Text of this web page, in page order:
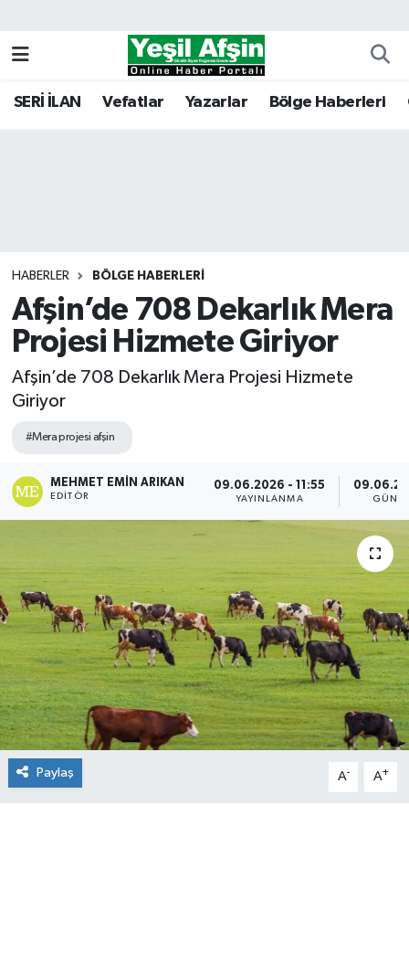
SERİ İLAN Vefatlar Yazarlar Bölge Haberleri
HABERLER BÖLGE HABERLERI
Afşin’de 708 Dekarlık Mera
Projesi Hizmete Giriyor
Afşin’de 708 Dekarlık Mera Projesi Hizmete
Giriyor
#Mera projesi afşin
MEHMET EMIN ARIKAN
EDITÖR
09.06.2026 - 11:55
YAYINLANMA
Paylaş A- A+
Kahramanmaraş Nöbetçi Eczaneler
Tüm Manşetler
Son Dakika Haberleri
Haber Arşivi